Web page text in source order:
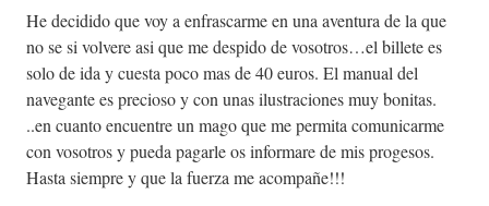
He decidido que voy a enfrascarme en una aventura de la que
no se si volvere asi que me despido de vosotros…el billete es
solo de ida y cuesta poco mas de 40 euros. El manual del
navegante es precioso y con unas ilustraciones muy bonitas.
..en cuanto encuentre un mago que me permita comunicarme
con vosotros y pueda pagarle os informare de mis progesos.
Hasta siempre y que la fuerza me acompañe!!!